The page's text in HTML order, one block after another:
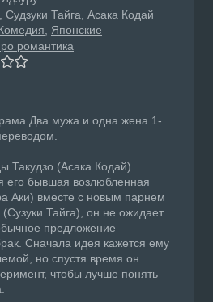
Судзуки Тайга, Асака Кодай
Японские
романтика
Два мужа и одна жена 1-
Такудзо (Асака Кодай)
его бывшая возлюбленная
Аки) вместе с новым парнем
Тайга), он не ожидает
предложение —
Сначала идея кажется ему
но спустя время он
чтобы лучше понять